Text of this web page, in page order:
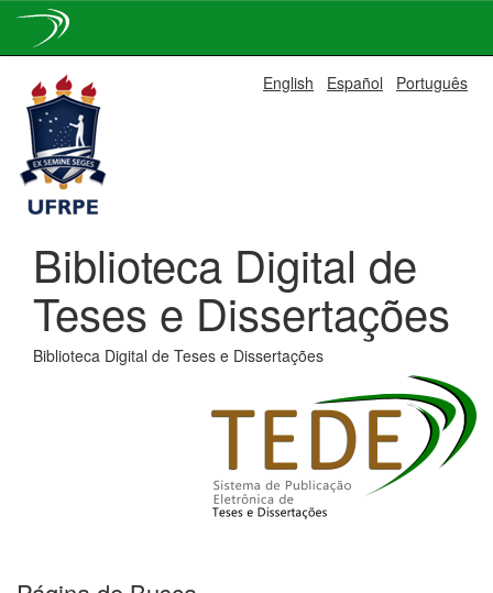
navigation
English Español Português
Biblioteca Digital de
Teses e Dissertações
Biblioteca Digital de Teses e Dissertações